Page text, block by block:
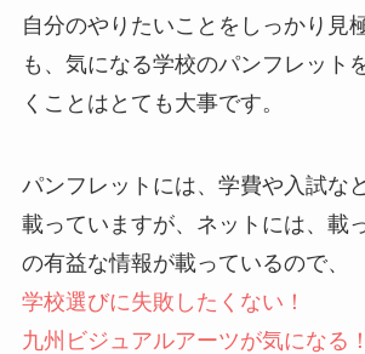
自分のやりたいことをしっかり見
も、気になる学校のパンフレット
くことはとても大事です。
パンフレットには、学費や入試な
載っていますが、ネットには、載
の有益な情報が載っているので、
学校選びに失敗したくない！
九州ビジュアルアーツが気になる！